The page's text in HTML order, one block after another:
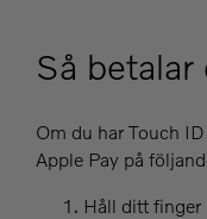
Så betalar
Om du har Touch
Apple Pay på
Håll ditt finger